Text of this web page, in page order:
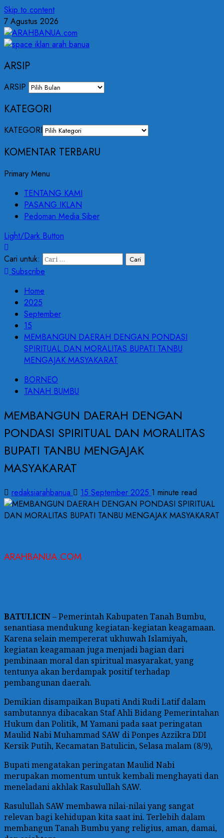
Skip to content
7 Agustus 2026
ARSIP
ARSIP
KATEGORI
KATEGORI
KOMENTAR TERBARU
Primary Menu
TENTANG KAMI
PASANG IKLAN
Pedoman Media Siber
Light/Dark Button
Cari untuk:
Subscribe
Home
2025
September
15
MEMBANGUN DAERAH DENGAN PONDASI
SPIRITUAL DAN MORALITAS BUPATI TANBU
MENGAJAK MASYAKARAT
BORNEO
TANAH BUMBU
MEMBANGUN DAERAH DENGAN
PONDASI SPIRITUAL DAN MORALITAS
BUPATI TANBU MENGAJAK
MASYAKARAT
redaksiarahbanua 15 September 2025 1 minute read
ARAHBANUA.COM
BATULICIN– Pemerintah Kabupaten Tanah Bumbu,
senantiasa mendukung kegiatan-kegiatan keagamaan.
Karena selain mempererat ukhuwah Islamiyah,
kegiatan keagamaan juga menjadi bagian dari
pembinaan moral dan spiritual masyarakat, yang
tentunya akan berdampak positif terhadap
pembangunan daerah.
Demikian disampaikan Bupati Andi Rudi Latif dalam
sambutannya dibacakan Staf Ahli Bidang Pemerintahan
Hukum dan Politik, M Yamani pada saat peringatan
Maulid Nabi Muhammad SAW di Ponpes Azzikra DDI
Kersik Putih, Kecamatan Batulicin, Selasa malam (8/9),
Bupati mengatakan peringatan Maulid Nabi
merupakan momentum untuk kembali menghayati dan
meneladani akhlak Rasulullah SAW.
Rasulullah SAW membawa nilai-nilai yang sangat
relevan bagi kehidupan kita saat ini. Terlebih dalam
membangun Tanah Bumbu yang religius, aman, damai,